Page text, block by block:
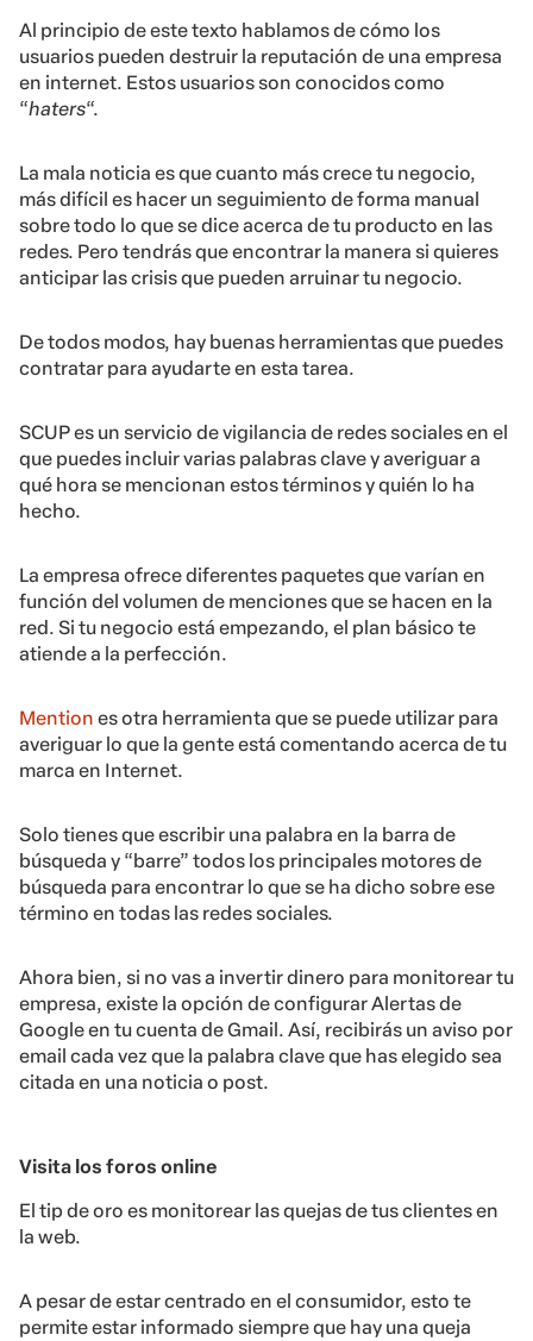
Al principio de este texto hablamos de cómo los
usuarios pueden destruir la reputación de una empresa
en internet. Estos usuarios son conocidos como
“haters“.
La mala noticia es que cuanto más crece tu negocio,
más difícil es hacer un seguimiento de forma manual
sobre todo lo que se dice acerca de tu producto en las
redes. Pero tendrás que encontrar la manera si quieres
anticipar las crisis que pueden arruinar tu negocio.
De todos modos, hay buenas herramientas que puedes
contratar para ayudarte en esta tarea.
SCUP es un servicio de vigilancia de redes sociales en el
que puedes incluir varias palabras clave y averiguar a
qué hora se mencionan estos términos y quién lo ha
hecho.
La empresa ofrece diferentes paquetes que varían en
función del volumen de menciones que se hacen en la
red. Si tu negocio está empezando, el plan básico te
atiende a la perfección.
Mention es otra herramienta que se puede utilizar para
averiguar lo que la gente está comentando acerca de tu
marca en Internet.
Solo tienes que escribir una palabra en la barra de
búsqueda y “barre” todos los principales motores de
búsqueda para encontrar lo que se ha dicho sobre ese
término en todas las redes sociales.
Ahora bien, si no vas a invertir dinero para monitorear tu
empresa, existe la opción de configurar Alertas de
Google en tu cuenta de Gmail. Así, recibirás un aviso por
email cada vez que la palabra clave que has elegido sea
citada en una noticia o post.
Visita los foros online
El tip de oro es monitorear las quejas de tus clientes en
la web.
A pesar de estar centrado en el consumidor, esto te
permite estar informado siempre que hay una queja